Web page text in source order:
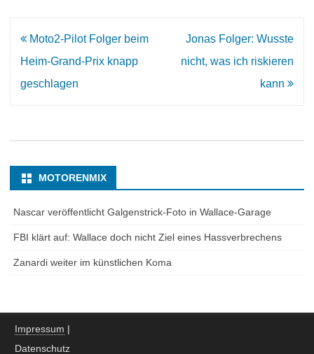
Beitrags-
Navigation
Moto2-Pilot Folger beim
Heim-Grand-Prix knapp
geschlagen
Jonas Folger: Wusste
nicht, was ich riskieren
kann
MOTORENMIX
Nascar veröffentlicht Galgenstrick-Foto in Wallace-Garage
FBI klärt auf: Wallace doch nicht Ziel eines Hassverbrechens
Zanardi weiter im künstlichen Koma
Impressum |
Datenschutz